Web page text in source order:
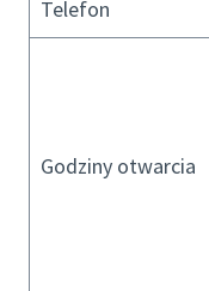
Telefon
Godziny otwarcia